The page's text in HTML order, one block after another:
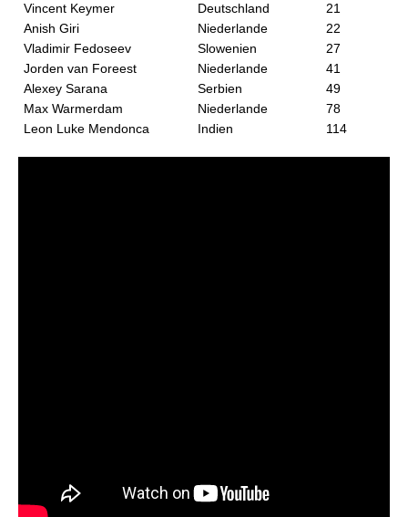
Vincent Keymer
Deutschland
21
Anish Giri
Niederlande
22
Vladimir Fedoseev
Slowenien
27
Jorden van Foreest
Niederlande
41
Alexey Sarana
Serbien
49
Max Warmerdam
Niederlande
78
Leon Luke Mendonca
Indien 114